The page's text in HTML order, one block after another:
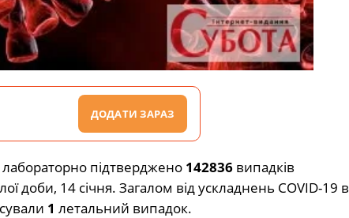
ДОДАТИ ЗАРАЗ
підтверджено 142836випадків
доби, 14 січня. Загалом від ускладнень СOVID-19 в
1 летальний випадок.